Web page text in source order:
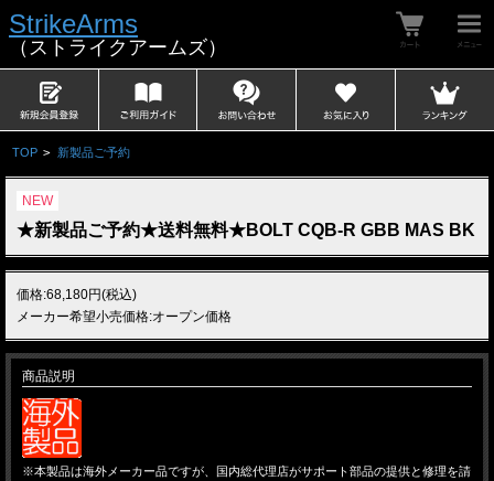
StrikeArms
（ストライクアームズ）
TOP > 新製品ご予約
NEW
★新製品ご予約★送料無料★BOLT CQB-R GBB MAS BK
価格:68,180円(税込)
メーカー希望小売価格:オープン価格
商品説明
※本製品は海外メーカー品ですが、国内総代理店がサポート部品の提供と修理を請